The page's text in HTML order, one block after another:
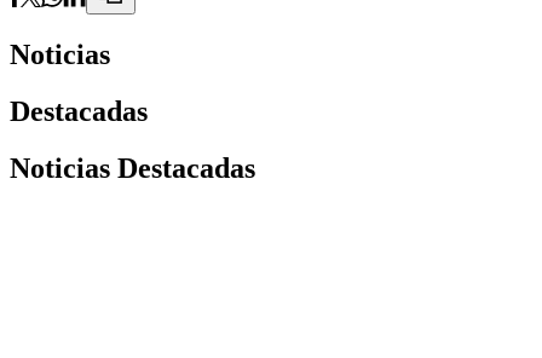
Noticias
Destacadas
Noticias Destacadas